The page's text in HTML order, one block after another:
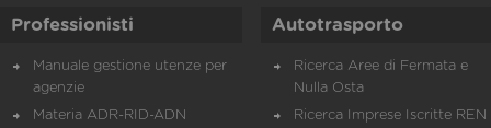
Professionisti
Manuale gestione utenze per
agenzie
Materia ADR-RID-ADN
Autotrasporto
Ricerca Aree di Fermata e
Nulla Osta
Ricerca Imprese Iscritte REN